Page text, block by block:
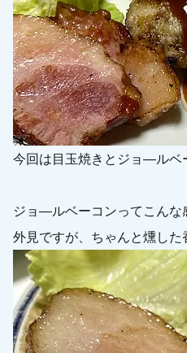
今回は目玉焼きとジョ―ルベ
ジョ―ルベーコンってこんな
外見ですが、ちゃんと燻した